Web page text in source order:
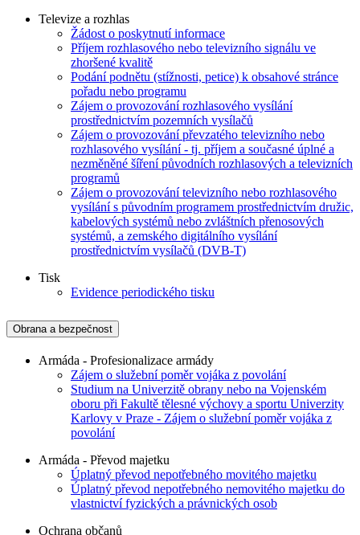
Televize a rozhlas
Žádost o poskytnutí informace
Příjem rozhlasového nebo televizního signálu ve
zhoršené kvalitě
Podání podnětu (stížnosti, petice) k obsahové stránce
pořadu nebo programu
Zájem o provozování rozhlasového vysílání
prostřednictvím pozemních vysílačů
Zájem o provozování převzatého televizního nebo
rozhlasového vysílání - tj. příjem a současné úplné a
nezměněné šíření původních rozhlasových a televizních
programů
Zájem o provozování televizního nebo rozhlasového
vysílání s původním programem prostřednictvím družic,
kabelových systémů nebo zvláštních přenosových
systémů, a zemského digitálního vysílání
prostřednictvím vysílačů (DVB-T)
Tisk
Evidence periodického tisku
Obrana a bezpečnost
Armáda - Profesionalizace armády
Zájem o služební poměr vojáka z povolání
Studium na Univerzitě obrany nebo na Vojenském
oboru při Fakultě tělesné výchovy a sportu Univerzity
Karlovy v Praze - Zájem o služební poměr vojáka z
povolání
Armáda - Převod majetku
Úplatný převod nepotřebného movitého majetku
Úplatný převod nepotřebného nemovitého majetku do
vlastnictví fyzických a právnických osob
Ochrana občanů